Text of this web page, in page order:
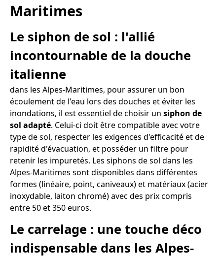
Maritimes
Le siphon de sol : l'allié
incontournable de la douche
italienne
dans les Alpes-Maritimes, pour assurer un bon
écoulement de l'eau lors des douches et éviter les
inondations, il est essentiel de choisir un siphon de
sol adapté. Celui-ci doit être compatible avec votre
type de sol, respecter les exigences d'efficacité et de
rapidité d'évacuation, et posséder un filtre pour
retenir les impuretés. Les siphons de sol dans les
Alpes-Maritimes sont disponibles dans différentes
formes (linéaire, point, caniveaux) et matériaux (acier
inoxydable, laiton chromé) avec des prix compris
entre 50 et 350 euros.
Le carrelage : une touche déco
indispensable dans les Alpes-